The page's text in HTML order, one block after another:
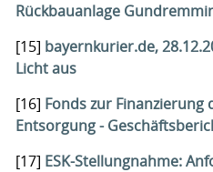
Rückbauanlage
[15] bayernkurier.de,
Licht aus
[16] Fonds zur
Entsorgung -
[17] ESK-Stellungnahme: